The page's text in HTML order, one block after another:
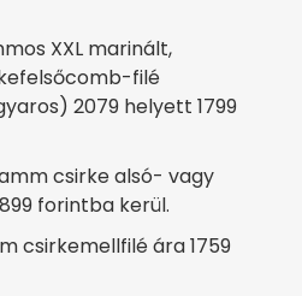
XXL marinált,
filé
2079 helyett 1799
csirke alsó- vagy
forintba kerül.
csirkemellfilé ára 1759